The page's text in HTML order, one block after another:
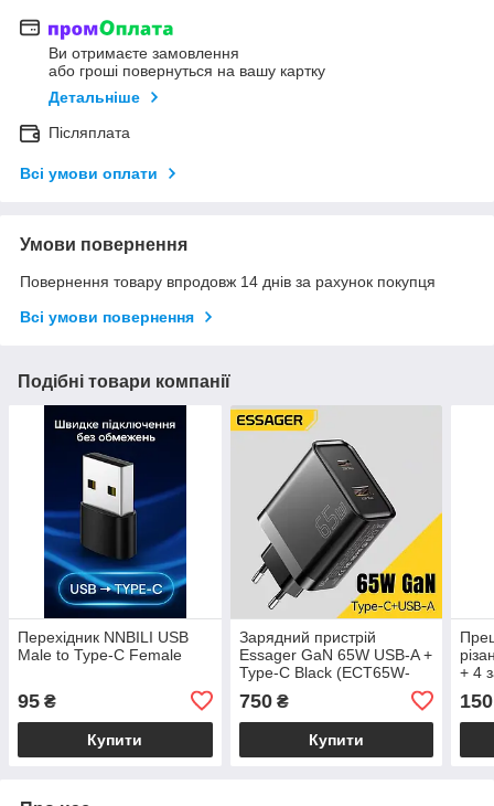
Ви отримаєте замовлення
або гроші повернуться на вашу картку
Детальніше
Післяплата
Всі умови оплати
Умови повернення
Повернення товару впродовж 14 днів за рахунок покупця
Всі умови повернення
Подібні товари компанії
Перехідник NNBILI USB
Male to Type-C Female
95 ₴
Купити
Зарядний пристрій
Essager GaN 65W USB-A +
Type-C Black (ECT65W-
750₴
Купити
+ 4
150